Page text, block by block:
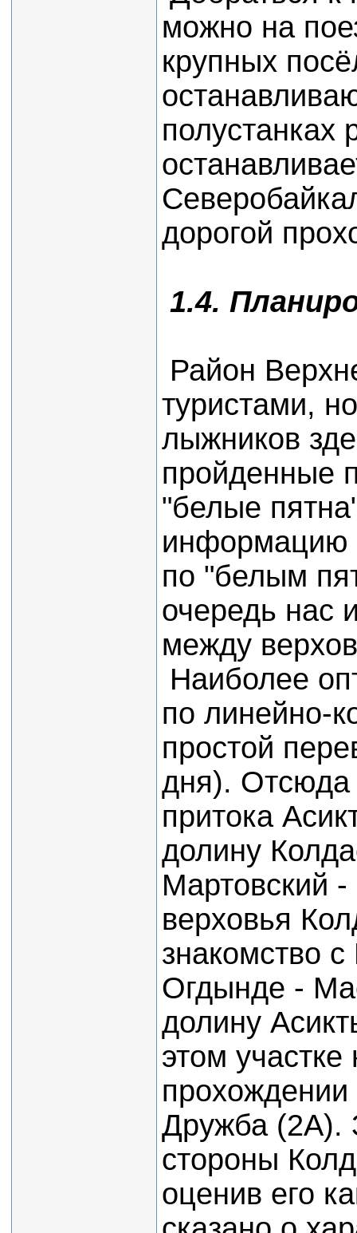
можно на
крупных
полустанках
дорогой
1.4.
Район
туристами,
лыжников
пройденные
"белые
информацию
по "белым
очередь нас
между
Наиболее
по линейно-
простой
дня). Отсюда
притока
долину
Мартовский
верховья
знакомство
Огдынде -
долину
этом
Дружба (2А).
стороны
оценив его